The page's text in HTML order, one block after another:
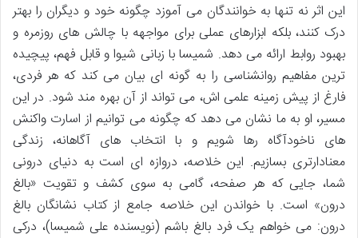
این اثر نه تنها به خوانندگان می آموزد چگونه خود و دیگران را بهتر
درک کنند، بلکه ابزارهای عملی برای مواجهه با چالش های روزمره و
بهبود روابط ارائه می دهد. شمیسا با زبانی شیوا و قابل فهم، پیچیده
ترین مفاهیم روانشناسی را به گونه ای بیان می کند که هر فردی،
فارغ از پیش زمینه علمی اش، می تواند از آن بهره مند شود. در این
مسیر، او به ما نشان می دهد که چگونه می توانیم از اسارت واکنش
های ناخودآگاه رها شویم و با انتخاب های آگاهانه، زندگی
معنادارتری بسازیم. این خلاصه، دروازه ای است به دنیای درونی
شما، جایی که هر صفحه، گامی به سوی کشف و تقویت «بالغ
درون» است. با خواندن این خلاصه جامع از کتاب نشانگان بالغ
درون: می خواهم یک فرد بالغ باشم (نویسنده علی شمیسا)، درکی